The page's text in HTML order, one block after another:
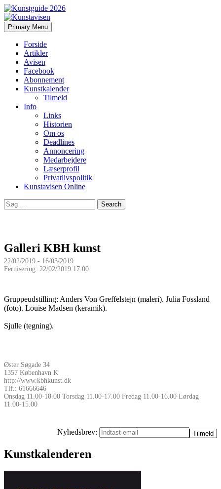
Kunstavisen
Search
Primary Menu Skip
to
Forside
Artikler
Avisen
Facebook
Abonnement
Kunstkalender
Tilmeld
Info
Links
Historien
Om os
Deadlines
Annoncering
Medarbejdere
Læserprofil
Privatlivspolitik
Kunstavisen Online
Search
for:
Galleri KBH kunst
22/02/2019 - 16/03/2019
Fernisering: 22/02/2019 17.00
Gruppeudstilling: Anders Von Greffelstejn (maleri). Julia Fossland
(foto). Louise Madsen (keramik).
Sjulle (tegning).
Øster Søgade 34
1357 København K
http://www.kbhkunst.dk
Tlf.: 61666646
Onsdag 11.00-18.00 Torsdag 11.00-17.00 Fredag 11.00-16.00 Lørdag
11.00-15.00
Nyhedsbrev:
Kunstkalenderen